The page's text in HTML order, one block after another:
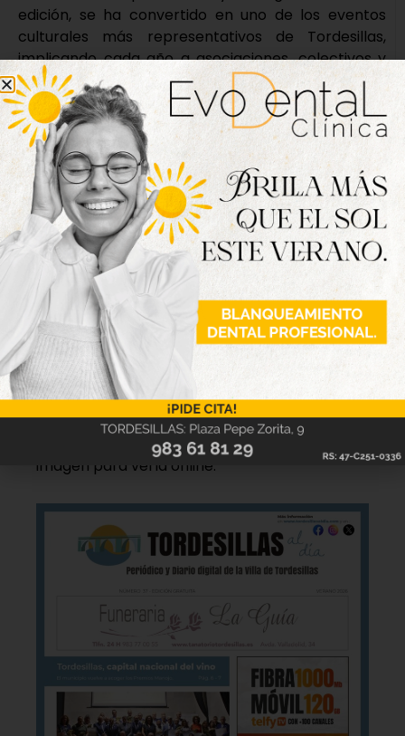
edición, se ha convertido en uno de los eventos
culturales más representativos de Tordesillas,
implicando cada año a asociaciones, colectivos y
vecinos que se suman a esta puesta en escena
histórica.
Con esta iniciativa, la Villa vuelve a poner en valor
su pasado y la figura de Juana I de Castilla,
reforzando al mismo tiempo el atractivo cultural y
turístico de un evento que convierte las calles de
Tordesillas en un auténtico viaje al pasado.
Fotografías: Diego Rayaces
Nueva edición
disponible
Hazte ya con la trigésimo séptima edición de
la revista Tordesillas al día. Haz clic sobre la
imagen para verla online.